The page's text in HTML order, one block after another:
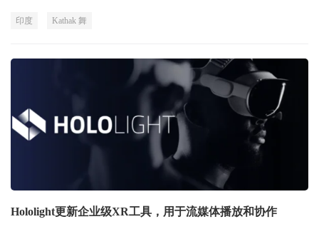
印度 Kathak 舞
Hololight更新企业级XR工具，用于流媒体播放和协作